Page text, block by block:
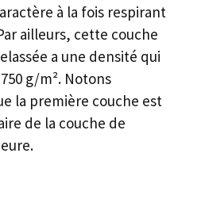
à la fois respirant
ailleurs, cette couche
a une densité qui
g/m². Notons
la première couche est
de la couche de